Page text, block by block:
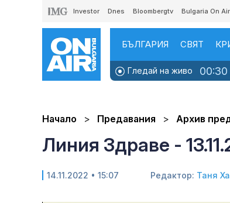
Investor Dnes Bloombergtv Bulgaria On Air
БЪЛГАРИЯ СВЯТ
Гледай на живо 00:30
Начало Предавания Архив
Линия Здраве -
14.11.2022 • 15:07 Редактор: Таня